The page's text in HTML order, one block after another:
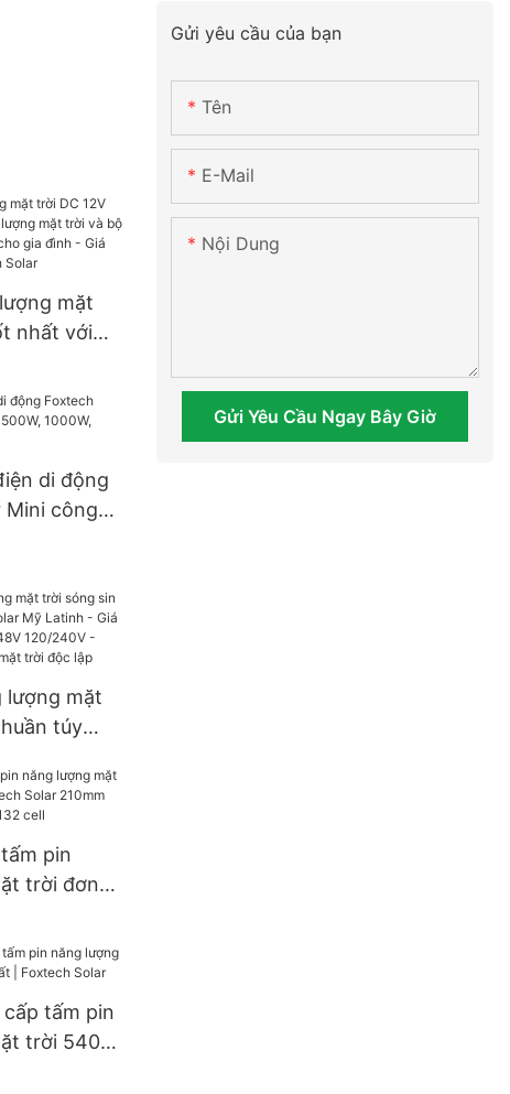
mặt
nhất với
phù hợp
xuất
Solar
di động
Mini công
lượng mặt
túy
6kW
Biến tần
trời độc
pin
trời đơn
cắt
tấm pin
trời 540W
Gửi yêu cầu của bạn
Tên
E-Mail
Nội Dung
Gửi Yêu Cầu Ngay Bây Giờ